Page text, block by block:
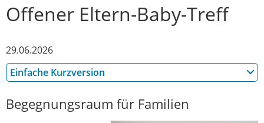
Offener Eltern-Baby-Treff
29.06.2026
Einfache Kurzversion
Begegnungsraum für Familien